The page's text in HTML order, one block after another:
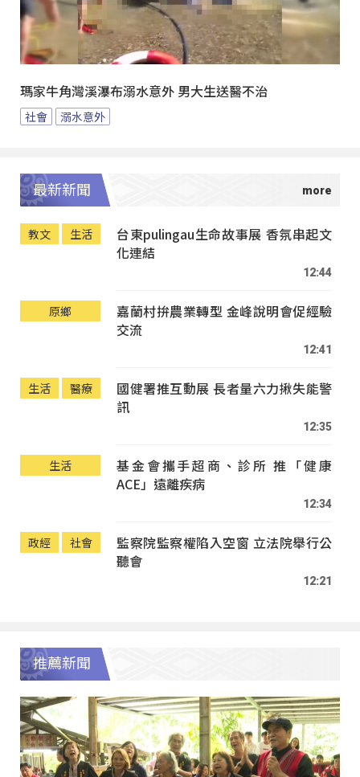
瑪家牛角灣溪瀑布溺水意外 男大生送醫不治
社會 溺水意外
最新新聞
教文 生活
台東pulingau生命故事展 香氛串起文
化連結
12:44
原鄉
嘉蘭村拚農業轉型 金峰說明會促經驗
交流
12:41
生活 醫療
國健署推互動展 長者量六力揪失能警
訊
12:35
生活
基金會攜手超商、診所 推「健康
ACE」遠離疾病
12:34
政經 社會
監察院監察權陷入空窗 立法院舉行公
聽會
12:21
推薦新聞